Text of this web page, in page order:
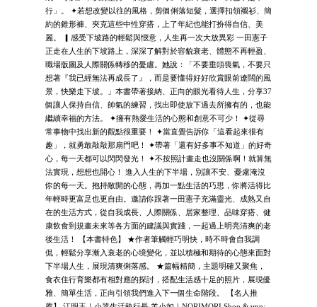
行」。 ✦若想改變以往的風格，剪個俐落短髮，選擇扣領襯衫、簡
約的錐形褲、夾克這些中性穿搭，上了年紀也能打扮得自信、美
麗。 ▎感受下坡路的輕鬆與愜意，人生再一次大放異彩 一田憲子
正走在人生的下坡路上，深深了解對於容貌衰老、體態不再輕盈、
職場版圖及人際關係轉移的憂慮。她說：「不要垂頭喪氣，不要只
想著『我已經無法再成長了』，而是要懂得好好欣賞眼前遼闊的風
景，快樂走下坡。」本書帶著接納、正向的眼光看待人生，分享37
個讓人保持自信、帥氣的練習，找出即使放下過去所擁有的，也能
繼續幸福的方法。 ✦擁有熱愛生活的心態和創意不可少！ ✦從尋
常事物中找出新的觀點很重要！ ✦當直覺告訴你「這看起來很有
趣」，就勇敢敲敲那扇門吧！ ✦帶著「還有好多事不知道」的好奇
心，每一天都可以閃閃發光！ ✦不按照計畫走也沒關係啊！就算無
法實現，想想也開心！ 進入人生的下半場，別讓不安、憂慮淹沒
你的每一天。抱持敞開的心態，再加一點生活的巧思，你將活得比
年輕時更富足也更自由。邀請你跟著一田憲子充滿靈光、成熟又自
在的生活方式，從自我成長、人際關係、居家整理、品味穿搭、健
康飲食到規畫未來等各方面的建議與實踐，一起過上明亮清爽的老
後生活！ 【本書特色】 ★作者筆觸輕巧明快，時不時會自我調
侃，輕鬆分享漸入衰老的心境變化，並以積極和期待的心態來面對
下半場人生，展現清爽俐落感。 ★篇幅精簡，主題明確又聚焦，
食衣住行育樂都有相對應的探討，搭配生活感十足的照片，展現優
雅、簡單生活，正向引領我們進入下一個生命階段。 【名人推